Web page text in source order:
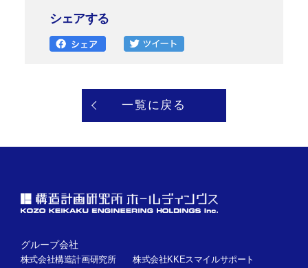
シェアする
一覧に戻る
グループ会社
株式会社構造計画研究所
株式会社KKEスマイルサポート